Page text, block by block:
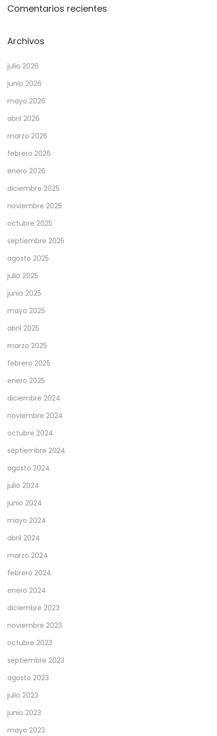
Comentarios recientes
Archivos
julio 2026
junio 2026
mayo 2026
abril 2026
marzo 2026
febrero 2026
enero 2026
diciembre 2025
noviembre 2025
octubre 2025
septiembre 2025
agosto 2025
julio 2025
junio 2025
mayo 2025
abril 2025
marzo 2025
febrero 2025
enero 2025
diciembre 2024
noviembre 2024
octubre 2024
septiembre 2024
agosto 2024
julio 2024
junio 2024
mayo 2024
abril 2024
marzo 2024
febrero 2024
enero 2024
diciembre 2023
noviembre 2023
octubre 2023
septiembre 2023
agosto 2023
julio 2023
junio 2023
mayo 2023